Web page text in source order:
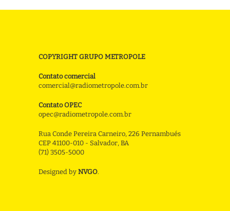
COPYRIGHT GRUPO METROPOLE
Contato comercial
comercial@radiometropole.com.br
Contato OPEC
opec@radiometropole.com.br
Rua Conde Pereira Carneiro, 226 Pernambués
CEP 41100-010 - Salvador, BA
(71) 3505-5000
Designed by NVGO.